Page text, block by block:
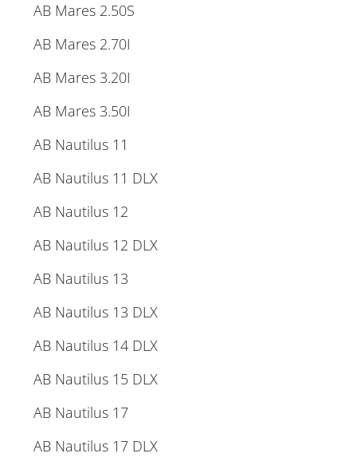
AB Mares 2.50S
AB Mares 2.70I
AB Mares 3.20I
AB Mares 3.50I
AB Nautilus 11
AB Nautilus 11 DLX
AB Nautilus 12
AB Nautilus 12 DLX
AB Nautilus 13
AB Nautilus 13 DLX
AB Nautilus 14 DLX
AB Nautilus 15 DLX
AB Nautilus 17
AB Nautilus 17 DLX